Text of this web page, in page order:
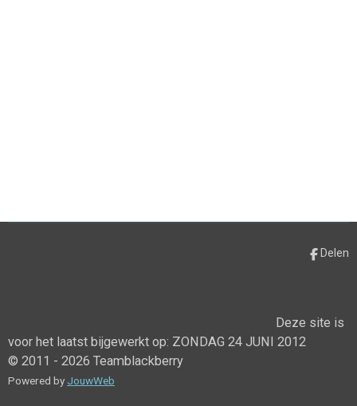
Delen
Deze site is
voor het laatst bijgewerkt op: ZONDAG 24 JUNI 2012
© 2011 - 2026 Teamblackberry
Powered by JouwWeb